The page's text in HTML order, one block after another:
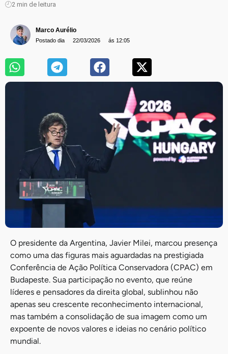
2 min de leitura
Marco Aurélio
Postado dia 22/03/2026 ás 12:05
O presidente da Argentina, Javier Milei, marcou presença
como uma das figuras mais aguardadas na prestigiada
Conferência de Ação Política Conservadora (CPAC) em
Budapeste. Sua participação no evento, que reúne
líderes e pensadores da direita global, sublinhou não
apenas seu crescente reconhecimento internacional,
mas também a consolidação de sua imagem como um
expoente de novos valores e ideias no cenário político
mundial.